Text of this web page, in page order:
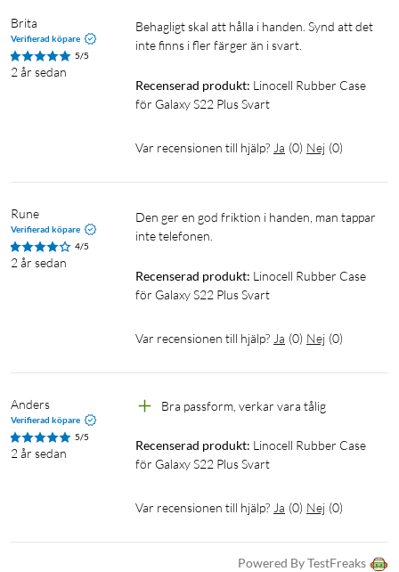
Brita
Verifierad köpare
5/5
2 år sedan
Behagligt skal att hålla i handen. Synd att det
inte finns i fler färger än i svart.
Recenserad produkt: Linocell Rubber Case
för Galaxy S22 Plus Svart
Var recensionen till hjälp? Ja (0) Nej (0)
Rune
Verifierad köpare
4/5
2 år sedan
Den ger en god friktion i handen, man tappar
inte telefonen.
Recenserad produkt: Linocell Rubber Case
för Galaxy S22 Plus Svart
Var recensionen till hjälp? Ja (0) Nej (0)
Anders
Verifierad köpare
5/5
2 år sedan
Bra passform, verkar vara tålig
Recenserad produkt: Linocell Rubber Case
för Galaxy S22 Plus Svart
Var recensionen till hjälp? Ja (0) Nej (0)
Powered By TestFreaks